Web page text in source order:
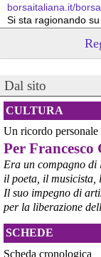
borsaitaliana.it/
Si sta ragionando
cronachetarantine.it/
il Governo ha
provvedimento
economiche e
chiesto alle
concrete per
questa disponibilità.
#
ILVA Taranto
Dal sito
CULTURA
Un ricordo personale
Per Francesco
Era un compagno di
il poeta, il musicista,
Il suo impegno di
per la liberazione
SCHEDE
Scheda cronologica